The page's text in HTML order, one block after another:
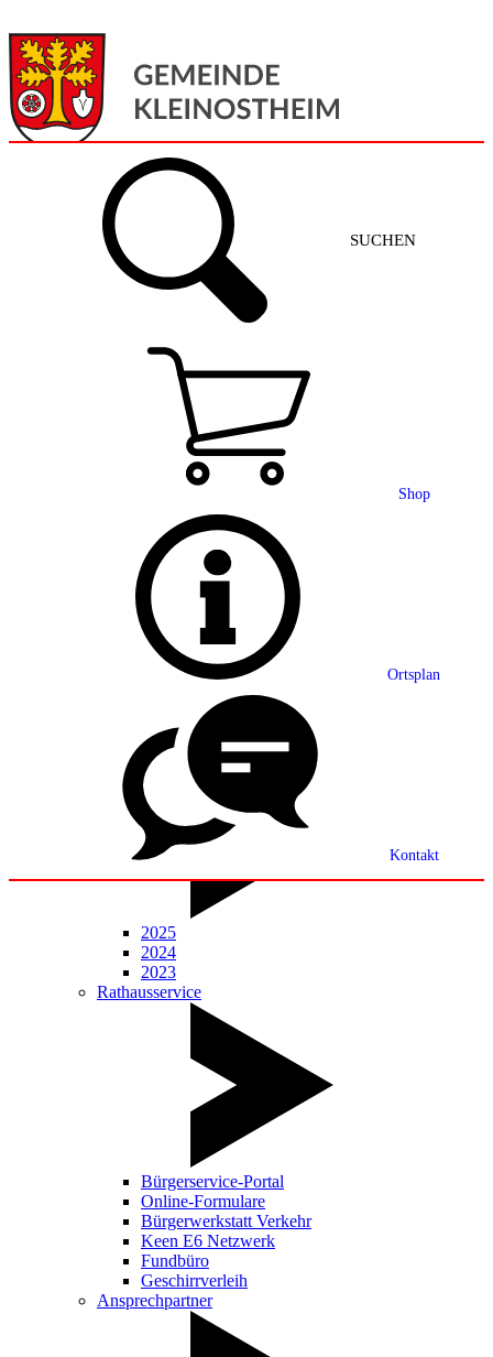
SUCHEN
Shop
Ortsplan
Kontakt
Gemeinde + Service
Grußwort
Ortsplan
Partnerschaft
Statistik
Mitteilungsblatt
2025
2024
2023
Rathausservice
Bürgerservice-Portal
Online-Formulare
Bürgerwerkstatt Verkehr
Keen E6 Netzwerk
Fundbüro
Geschirrverleih
Ansprechpartner